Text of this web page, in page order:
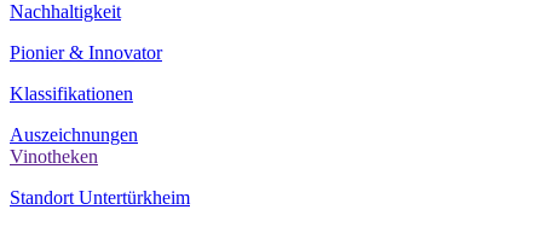
Nachhaltigkeit
Pionier & Innovator
Klassifikationen
Auszeichnungen
Vinotheken
Standort Untertürkheim